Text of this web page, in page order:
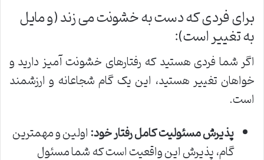
برای فردی که دست به خشونت می زند (و مایل
به تغییر است):
اگر شما فردی هستید که رفتارهای خشونت آمیز دارید و
خواهان تغییر هستید، این یک گام شجاعانه و ارزشمند
است.
پذیرش مسئولیت کامل رفتار خود:اولین و مهمترین
گام، پذیرش این واقعیت است که شما مسئول